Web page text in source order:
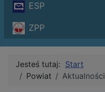
ESP
ZPP
Jesteś tutaj: Start
Powiat
Aktualności